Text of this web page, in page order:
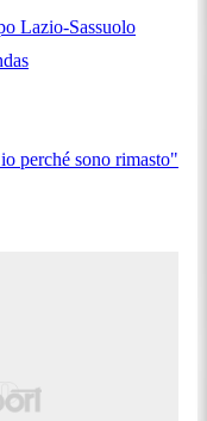
Lazio-Sassuolo
perché sono rimasto"